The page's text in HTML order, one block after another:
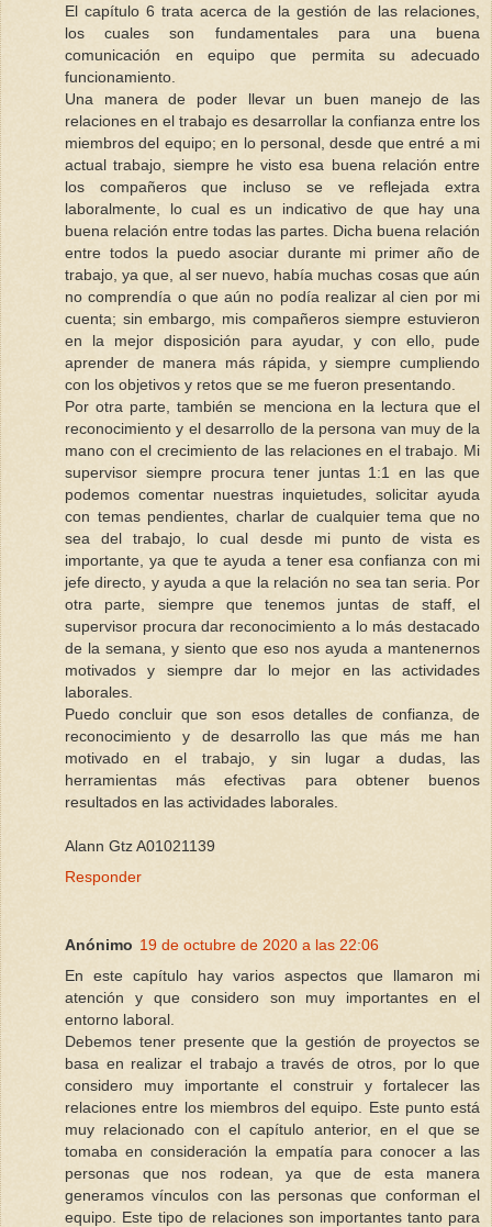
El capítulo 6 trata acerca de la gestión de las relaciones,
los cuales son fundamentales para una buena
comunicación en equipo que permita su adecuado
funcionamiento.
Una manera de poder llevar un buen manejo de las
relaciones en el trabajo es desarrollar la confianza entre los
miembros del equipo; en lo personal, desde que entré a mi
actual trabajo, siempre he visto esa buena relación entre
los compañeros que incluso se ve reflejada extra
laboralmente, lo cual es un indicativo de que hay una
buena relación entre todas las partes. Dicha buena relación
entre todos la puedo asociar durante mi primer año de
trabajo, ya que, al ser nuevo, había muchas cosas que aún
no comprendía o que aún no podía realizar al cien por mi
cuenta; sin embargo, mis compañeros siempre estuvieron
en la mejor disposición para ayudar, y con ello, pude
aprender de manera más rápida, y siempre cumpliendo
con los objetivos y retos que se me fueron presentando.
Por otra parte, también se menciona en la lectura que el
reconocimiento y el desarrollo de la persona van muy de la
mano con el crecimiento de las relaciones en el trabajo. Mi
supervisor siempre procura tener juntas 1:1 en las que
podemos comentar nuestras inquietudes, solicitar ayuda
con temas pendientes, charlar de cualquier tema que no
sea del trabajo, lo cual desde mi punto de vista es
importante, ya que te ayuda a tener esa confianza con mi
jefe directo, y ayuda a que la relación no sea tan seria. Por
otra parte, siempre que tenemos juntas de staff, el
supervisor procura dar reconocimiento a lo más destacado
de la semana, y siento que eso nos ayuda a mantenernos
motivados y siempre dar lo mejor en las actividades
laborales.
Puedo concluir que son esos detalles de confianza, de
reconocimiento y de desarrollo las que más me han
motivado en el trabajo, y sin lugar a dudas, las
herramientas más efectivas para obtener buenos
resultados en las actividades laborales.
Alann Gtz A01021139
Responder
Anónimo 19 de octubre de 2020 a las 22:06
En este capítulo hay varios aspectos que llamaron mi
atención y que considero son muy importantes en el
entorno laboral.
Debemos tener presente que la gestión de proyectos se
basa en realizar el trabajo a través de otros, por lo que
considero muy importante el construir y fortalecer las
relaciones entre los miembros del equipo. Este punto está
muy relacionado con el capítulo anterior, en el que se
tomaba en consideración la empatía para conocer a las
personas que nos rodean, ya que de esta manera
generamos vínculos con las personas que conforman el
equipo. Este tipo de relaciones son importantes tanto para